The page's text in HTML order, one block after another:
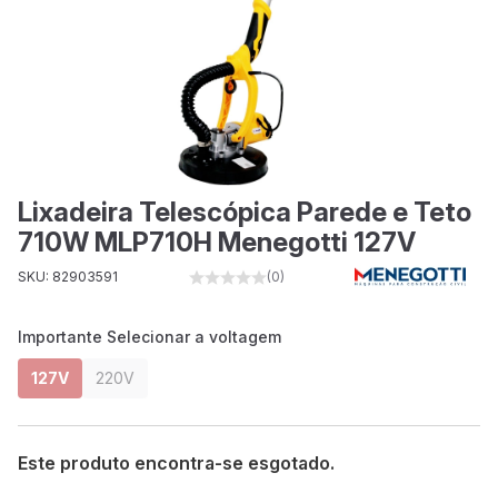
Lixadeira Telescópica Parede e Teto
710W MLP710H Menegotti 127V
SKU: 82903591 (0)
Importante Selecionar a voltagem
127V 220V
Este produto encontra-se esgotado.